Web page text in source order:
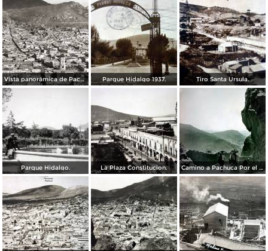
Vista panorámica de Pachuca Parque Hidalgo 1937. Tiro Santa Ursula.
Parque Hidalgo. La Plaza Constitucion. Camino a Pachuca Por el Fotógrafo Hugo Brehme.